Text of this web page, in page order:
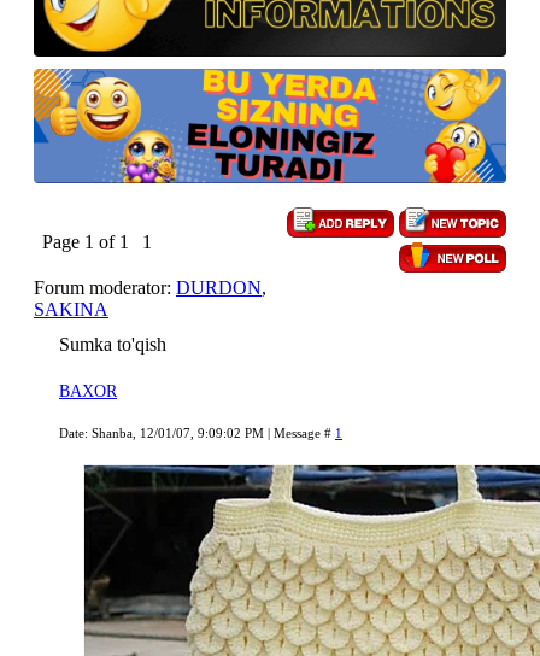
Page 1 of 1 1
Forum moderator: DURDON,
SAKINA
Sumka to'qish
BAXOR
Date: Shanba, 12/01/07, 9:09:02 PM | Message # 1